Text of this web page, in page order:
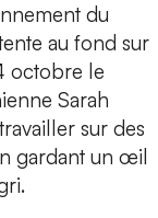
du
au fond sur
octobre le
Sarah
sur des
gardant un œil